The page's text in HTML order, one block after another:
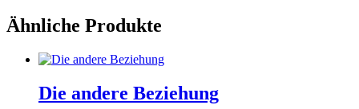
Ähnliche Produkte
Die andere Beziehung